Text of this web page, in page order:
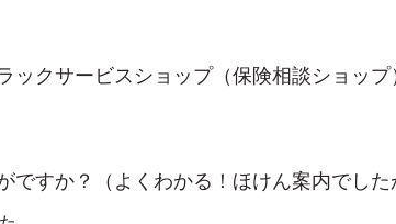
ックサービスショップ（保険相談ショッ
ですか？（よくわかる！ほけん案内でした